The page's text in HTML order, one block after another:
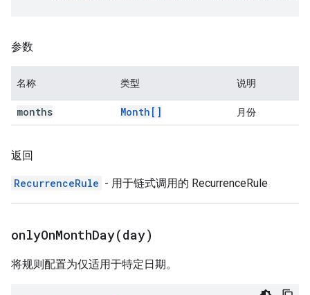
参数
名称 类型 说明
months Month[] 月份
返回
RecurrenceRule - 用于链式调用的 RecurrenceRule
onlyOnMonthDay(day)
将规则配置为仅适用于特定日期。